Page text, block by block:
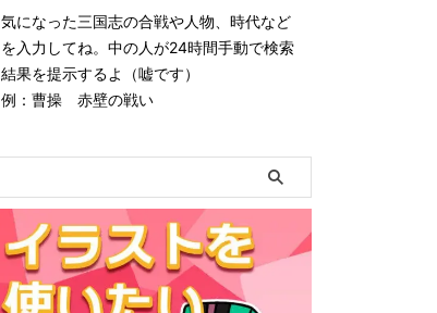
気になった三国志の合戦や人物、時代など
を入力してね。中の人が24時間手動で検索
結果を提示するよ（嘘です）
例：曹操 赤壁の戦い